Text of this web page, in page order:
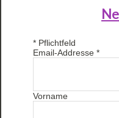
* Pflichtfeld
Email-Addresse*
Vorname